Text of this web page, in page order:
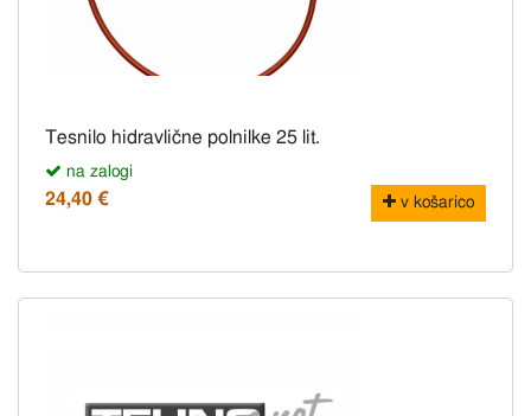
Tesnilo hidravlične polnilke 25 lit.
na zalogi
24,40 € v košarico